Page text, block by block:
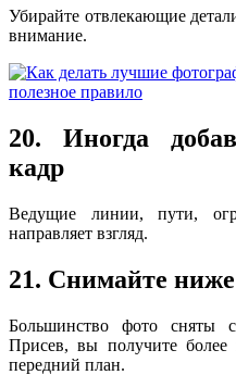
Убирайте отвлекающие
внимание.
20. Иногда
кадр
Ведущие линии, пути,
направляет взгляд.
21. Снимайте ниже
Большинство фото сняты с
Присев, вы получите
передний план.